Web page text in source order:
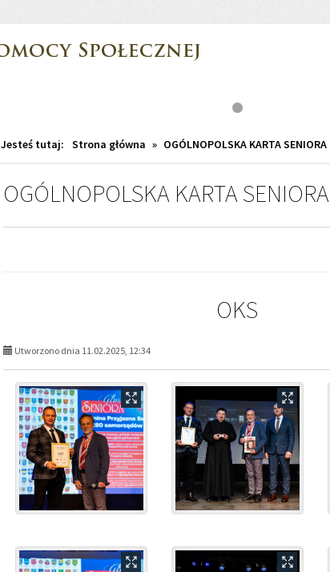
Jesteś tutaj: Strona główna » OGÓLNOPOLSKA KARTA SENIORA
OGÓLNOPOLSKA KARTA SENIORA
OKS
Utworzono dnia 11.02.2025, 12:34